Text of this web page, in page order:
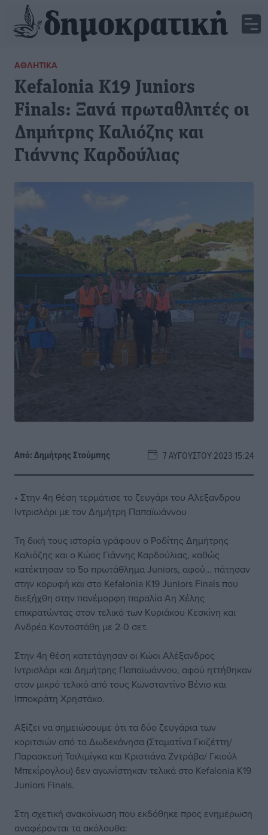
ΑΘΛΗΤΙΚΆ
Kefalonia K19 Juniors
Finals: Ξανά πρωταθλητές οι
Δημήτρης Καλιόζης και
Γιάννης Καρδούλιας
Από:Δημήτρης Στούμπης 7 ΑΥΓΟΎΣΤΟΥ 2023 15:24
• Στην 4η θέση τερμάτισε το ζευγάρι του Αλέξανδρου
Ιντρισλάρι με τον Δημήτρη Παπαϊωάννου
Τη δική τους ιστορία γράφουν ο Ροδίτης Δημήτρης
Καλιόζης και ο Κώος Γιάννης Καρδούλιας, καθώς
κατέκτησαν το 5ο πρωτάθλημα Juniors, αφού… πάτησαν
στην κορυφή και στο Kefalonia K19 Juniors Finals που
διεξήχθη στην πανέμορφη παραλία Αη Χέλης
επικρατώντας στον τελικό των Κυριάκου Κεσκίνη και
Ανδρέα Κοντοστάθη με 2-0 σετ.
Στην 4η θέση κατετάγησαν οι Κώοι Αλέξανδρος
Ιντρισλάρι και Δημήτρης Παπαϊωάννου, αφού ηττήθηκαν
στον μικρό τελικό από τους Κωνσταντίνο Βένιο και
Ιπποκράτη Χρηστάκο.
Αξίζει να σημειώσουμε ότι τα δύο ζευγάρια των
κοριτσιών από τα Δωδεκάνησα (Σταματίνα Γκιζέττη/
Παρασκευή Τσιλιμίγκα και Κριστιάνα Ζντράβα/ Γκιούλ
Μπεκίρογλου) δεν αγωνίστηκαν τελικά στο Kefalonia K19
Juniors Finals.
Στη σχετική ανακοίνωση που εκδόθηκε προς ενημέρωση
αναφέρονται τα ακόλουθα: